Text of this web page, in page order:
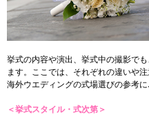
挙式の内容や演出、挙式中の撮影で
ます。ここでは、それぞれの違いや
海外ウエディングの式場選びの参考に
＜挙式スタイル・式次第＞